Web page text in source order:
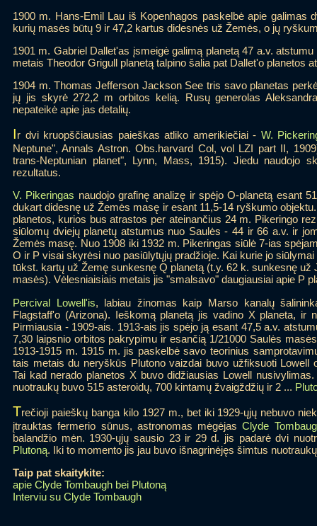
1900 m. Hans-Emil Lau iš Kopenhagos paskelbė apie galimas
kurių masės būtų 9 ir 47,2 kartus didesnės už Žemės, o jų
1901 m. Gabriel Dallet'as įsmeigė galimą planetą 47 a.v.
metais Theodor Grigull planetą talpino šalia pat Dallet'o planetos
1904 m. Thomas Jefferson Jackson See tris savo planetas
jų jis skyrė 272,2 m orbitos kelią. Rusų generolas
nepateikė apie jas detalių.
Ir dvi kruopščiausias paieškas atliko amerikiečiai - W.
Neptune", Annals Astron. Obs.harvard Col, vol LZI part II,
trans-Neptunian planet", Lynn, Mass, 1915). Jiedu naudojo
rezultatus.
V. Pikeringas naudojo grafinę analizę ir spėjo O-planetą esant
dukart didesnę už Žemės masę ir esant 11,5-14 ryškumo
planetos, kurios bus atrastos per ateinančius 24 m. Pikeringo
siūlomų dviejų planetų atstumus nuo Saulės - 44 ir 66 a.v. ir
Žemės masę. Nuo 1908 iki 1932 m. Pikeringas siūlė 7-ias
O ir P visai skyrėsi nuo pasiūlytųjų pradžioje. Kai kurie jo
tūkst. kartų už Žemę sunkesnę Q planetą (t.y. 62 k. sunkesnę už
masės). Vėlesniaisiais metais jis "smalsavo" daugiausiai apie P
Percival Lowell'is, labiau žinomas kaip Marso kanalų
Flagstaff'o (Arizona). Ieškomą planetą jis vadino X planeta, ir
Pirmiausia - 1909-ais. 1913-ais jis spėjo ją esant 47,5 a.v.
7,30 laipsnio orbitos pakrypimu ir esančią 1/21000 Saulės
1913-1915 m. 1915 m. jis paskelbė savo teorinius
tais metais du neryškūs Plutono vaizdai buvo užfiksuoti Lowell
Tai kad nerado planetos X buvo didžiausias Lowell
nuotraukų buvo 515 asteroidų, 700 kintamų žvaigždžių ir 2 ...
Trečioji paieškų banga kilo 1927 m., bet iki 1929-ųjų nebuvo
įtrauktas fermerio sūnus, astronomas mėgėjasClyde
balandžio mėn. 1930-ųjų sausio 23 ir 29 d. jis padarė dvi
Plutoną. Iki to momento jis jau buvo išnagrinėjęs šimtus
Taip pat skaitykite:
apie Clyde Tombaugh bei Plutoną
Interviu su Clyde Tombaugh